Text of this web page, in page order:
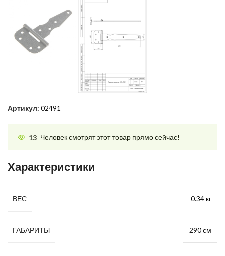
Артикул: 02491
13 Человек смотрят этот товар прямо сейчас!
Характеристики
ВЕС 0.34 кг
ГАБАРИТЫ 290 см